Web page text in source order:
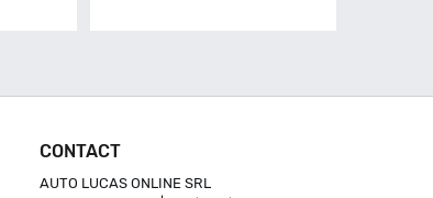
CONTACT
AUTO LUCAS ONLINE SRL